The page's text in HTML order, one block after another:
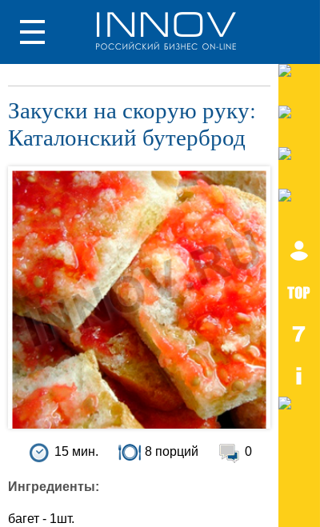
Закуски на скорую руку:
Каталонский бутерброд
15 мин. 8 порций 0
Ингредиенты:
багет - 1шт.